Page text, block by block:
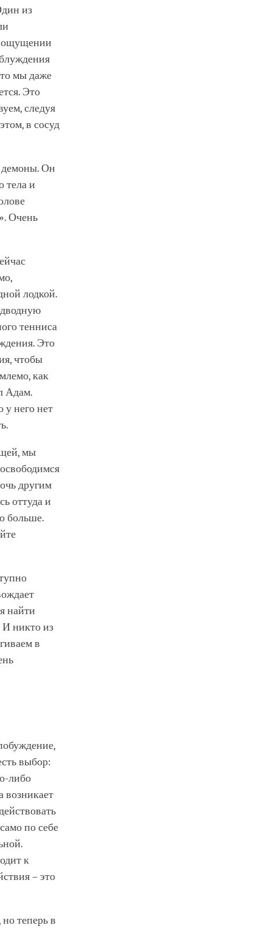
из
ощущении
мы даже
Это
следуя
в сосуд
демоны. Он
тела и
Очень
лодкой.
тенниса
Это
чтобы
как
Адам.
у него нет
мы
другим
оттуда и
больше.
найти
И никто из
в
выбор:
либо
возникает
по себе
к
– это
теперь в